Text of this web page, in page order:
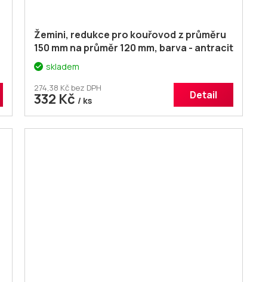
Žemini, redukce pro kouřovod z průměru
150 mm na průměr 120 mm, barva - antracit
skladem
274,38 Kč bez DPH
332 Kč / ks Detail